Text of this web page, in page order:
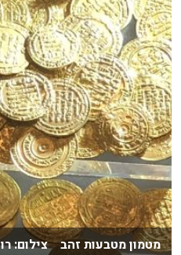
מטמון מטבעות זהב צילום: